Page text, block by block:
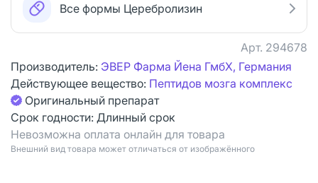
Все формы Церебролизин
Арт. 294678
Производитель: ЭВЕР Фарма Йена ГмбХ, Германия
Действующее вещество: Пептидов мозга комплекс
Оригинальный препарат
Срок годности: Длинный срок
Невозможна оплата онлайн для товара
Bнешний вид товара может отличаться от изображённого